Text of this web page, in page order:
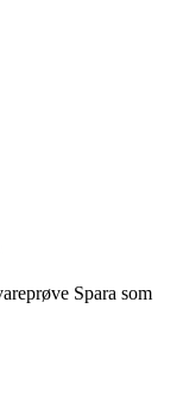
Spara som